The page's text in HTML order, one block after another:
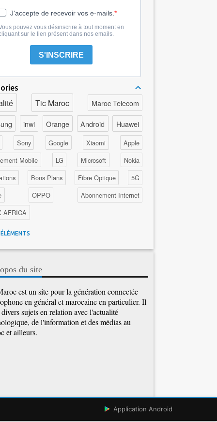
J'accepte de recevoir vos e-mails.
pouvez vous désinscrire à tout moment en
sur le lien présent dans nos emails.
S'INSCRIRE
Tic Maroc Maroc Telecom
inwi Orange Android Huawei
Sony Google Xiaomi
Apple
Mobile
LG Microsoft
Nokia
Bons Plans Fibre Optique
5G
OPPO
Abonnement Internet
AFRICA
Artificielle
Cybersécurité
Maroc Telecom
du site
est un site pour la génération connectée
en général et marocaine en particulier. Il
sujets en relation avec l'actualité
de l'information et des médias au
et ailleurs.
Application Android